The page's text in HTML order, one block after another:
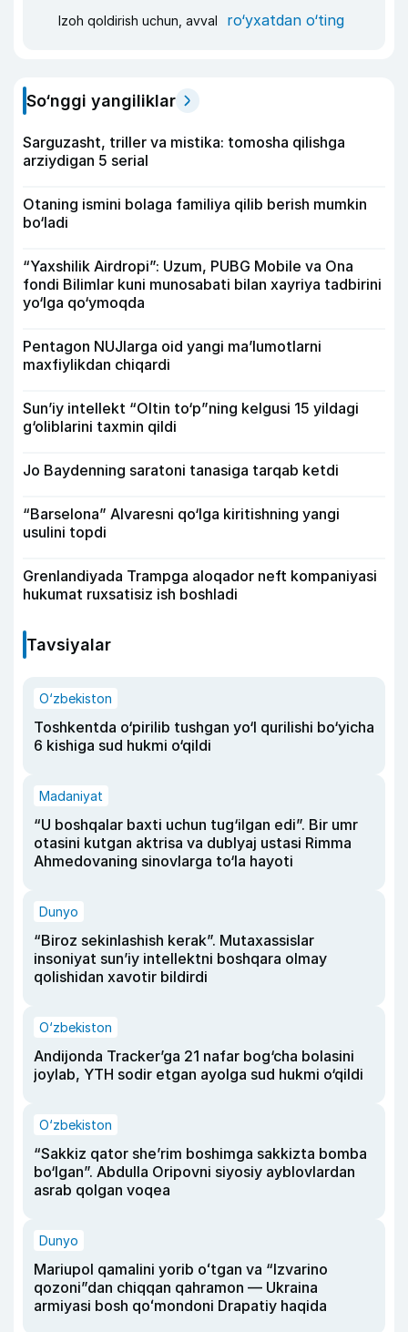
Izoh qoldirish uchun, avval ro‘yxatdan o‘ting
So‘nggi yangiliklar
Sarguzasht, triller va mistika: tomosha qilishga
arziydigan 5 serial
Otaning ismini bolaga familiya qilib berish mumkin
bo‘ladi
“Yaxshilik Airdropi”: Uzum, PUBG Mobile va Ona
fondi Bilimlar kuni munosabati bilan xayriya tadbirini
yo‘lga qo‘ymoqda
Pentagon NUJlarga oid yangi maʼlumotlarni
maxfiylikdan chiqardi
Sun’iy intellekt “Oltin to‘p”ning kelgusi 15 yildagi
g‘oliblarini taxmin qildi
Jo Baydenning saratoni tanasiga tarqab ketdi
“Barselona” Alvaresni qo‘lga kiritishning yangi
usulini topdi
Grenlandiyada Trampga aloqador neft kompaniyasi
hukumat ruxsatisiz ish boshladi
Tavsiyalar
O‘zbekiston
Toshkentda o‘pirilib tushgan yo‘l qurilishi bo‘yicha
6 kishiga sud hukmi o‘qildi
Madaniyat
“U boshqalar baxti uchun tug‘ilgan edi”. Bir umr
otasini kutgan aktrisa va dublyaj ustasi Rimma
Ahmedovaning sinovlarga to‘la hayoti
Dunyo
“Biroz sekinlashish kerak”. Mutaxassislar
insoniyat sun’iy intellektni boshqara olmay
qolishidan xavotir bildirdi
O‘zbekiston
Andijonda Tracker’ga 21 nafar bog‘cha bolasini
joylab, YTH sodir etgan ayolga sud hukmi o‘qildi
O‘zbekiston
“Sakkiz qator she’rim boshimga sakkizta bomba
bo‘lgan”. Abdulla Oripovni siyosiy ayblovlardan
asrab qolgan voqea
Dunyo
Mariupol qamalini yorib oʻtgan va “Izvarino
qozoni”dan chiqqan qahramon — Ukraina
armiyasi bosh qoʻmondoni Drapatiy haqida